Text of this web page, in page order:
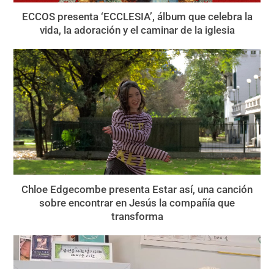
ECCOS presenta ‘ECCLESIA’, álbum que celebra la
vida, la adoración y el caminar de la iglesia
Chloe Edgecombe presenta Estar así, una canción
sobre encontrar en Jesús la compañía que
transforma